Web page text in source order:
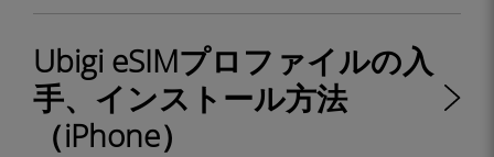
Ubigi eSIMプロファイルの入
手、インストール方法
（iPhone）